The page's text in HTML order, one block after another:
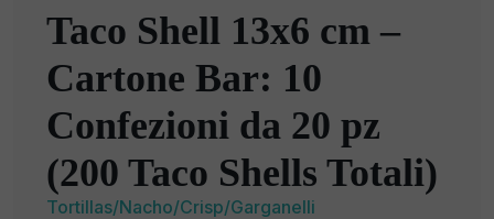
Taco Shell 13x6 cm –
Cartone Bar: 10
Confezioni da 20 pz
(200 Taco Shells Totali)
Tortillas/Nacho/Crisp/Garganelli